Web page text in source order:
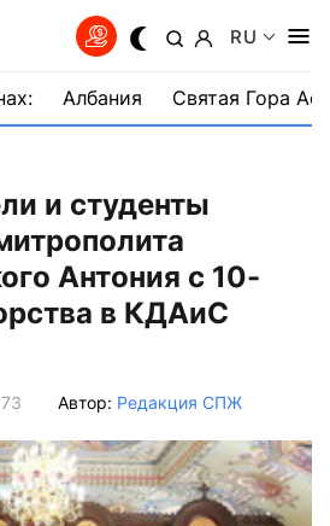
RU
Албания Святая Гора
и студенты
Антония с 10-
в КДАиС
Автор: Редакция СПЖ